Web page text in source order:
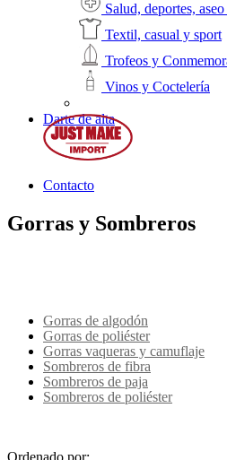
Salud, deportes,
Textil, casual y sport
Trofeos y
Vinos y Coctelería
Darte de alta
Contacto
Gorras y Sombreros
Gorras de algodón
Gorras de poliéster
Gorras vaqueras y camuflaje
Sombreros de fibra
Sombreros de paja
Sombreros de poliéster
Ordenado por: